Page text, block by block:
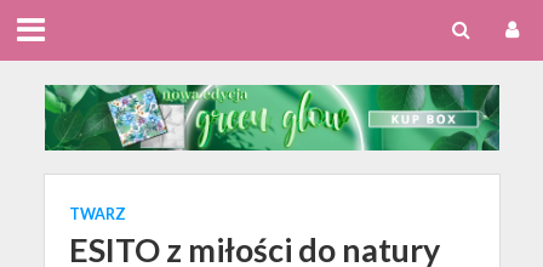
TWARZ
ESITO z miłości do natury